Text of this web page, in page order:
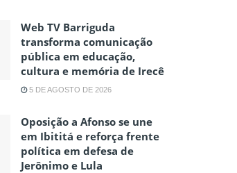
Web TV Barriguda
transforma comunicação
pública em educação,
cultura e memória de Irecê
5 DE AGOSTO DE 2026
Oposição a Afonso se une
em Ibititá e reforça frente
política em defesa de
Jerônimo e Lula